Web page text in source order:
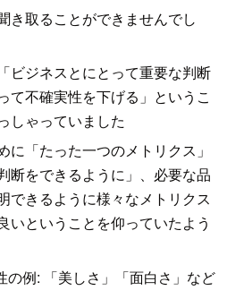
き取ることができませんでし
ビジネスとにとって重要な判断
て不確実性を下げる」というこ
しゃっていました
に「たった一つのメトリクス」
断をできるように」、必要な品
できるように様々なメトリクス
いということを仰っていたよう
の例: 「美しさ」「面白さ」など